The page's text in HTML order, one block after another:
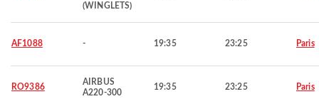
(WINGLETS)
AF1088 - 19:35 23:25 Paris
RO9386
AIRBUS
A220-300
19:35 23:25 Paris